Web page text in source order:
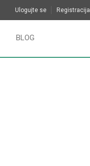
Ulogujte se Registracija
BLOG